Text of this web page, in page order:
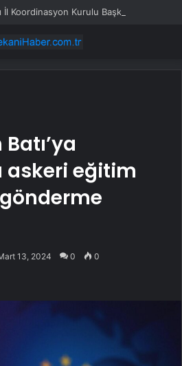
askeri eğitim
13, 2024 0 0